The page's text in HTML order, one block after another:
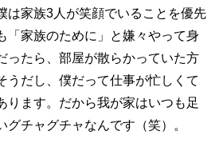
は家族3人が笑顔でいることを優先
「家族のために」と嫌々やって身
ったら、部屋が散らかっていた方
うだし、僕だって仕事が忙しくて
ります。だから我が家はいつも足
グチャグチャなんです（笑）。